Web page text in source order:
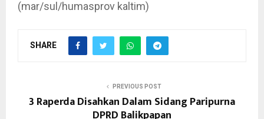
(mar/sul/humasprov kaltim)
SHARE
PREVIOUS POST
3 Raperda Disahkan Dalam Sidang Paripurna
DPRD Balikpapan